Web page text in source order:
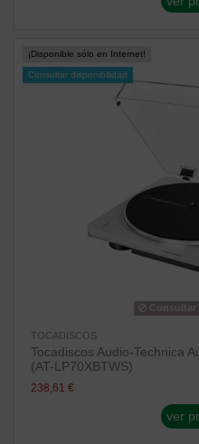
¡Disponible sólo en Internet!
Consultar disponibilidad
Consultar
TOCADISCOS
Tocadiscos Audio-Technica
(AT-LP70XBTWS)
238,61 €
ver